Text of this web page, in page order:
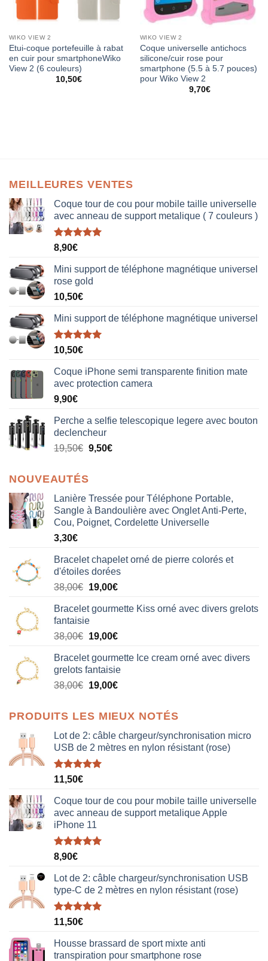
WIKO VIEW 2
Etui-coque portefeuille à rabat
en cuir pour smartphoneWiko
View 2 (6 couleurs)
10,50€
WIKO VIEW 2
Coque universelle antichocs
silicone/cuir rose pour
smartphone (5.5 à 5.7 pouces)
pour Wiko View 2
9,70€
MEILLEURES VENTES
Coque tour de cou pour mobile taille universelle
avec anneau de support metalique ( 7 couleurs )
Note5.00
8,90€
Mini support de téléphone magnétique universel
rose gold
10,50€
Mini support de téléphone magnétique universel
Note5.00
10,50€
Coque iPhone semi transparente finition mate
avec protection camera
9,90€
Perche a selfie telescopique legere avec bouton
declencheur
19,50€ 9,50€
NOUVEAUTÉS
Lanière Tressée pour Téléphone Portable,
Sangle à Bandoulière avec Onglet Anti-Perte,
Cou, Poignet, Cordelette Universelle
3,30€
Bracelet chapelet orné de pierre colorés et
d'étoiles dorées
38,00€ Le
initial
était :
38,00€.
19,00€Le
actuel
19,00€.
Bracelet gourmette Kiss orné avec divers grelots
fantaisie
38,00€ Le
initial
était :
38,00€.
19,00€Le
actuel
est :
19,00€.
Bracelet gourmette Ice cream orné avec divers
grelots fantaisie
38,00€ Le
était :
38,00€.
19,00€Le
est :
19,00€.
PRODUITS LES MIEUX NOTÉS
Lot de 2: câble chargeur/synchronisation micro
USB de 2 mètres en nylon résistant (rose)
Note5.00
11,50€
Coque tour de cou pour mobile taille universelle
avec anneau de support metalique Apple
iPhone 11
Note5.00
8,90€
Lot de 2: câble chargeur/synchronisation USB
type-C de 2 mètres en nylon résistant (rose)
Note5.00
11,50€
Housse brassard de sport mixte anti
transpiration pour smartphone rose